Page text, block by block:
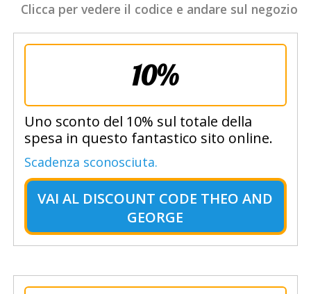
Clicca per vedere il codice e andare sul negozio
10%
Uno sconto del 10% sul totale della
spesa in questo fantastico sito online.
Scadenza sconosciuta.
VAI AL DISCOUNT CODE THEO AND
GEORGE